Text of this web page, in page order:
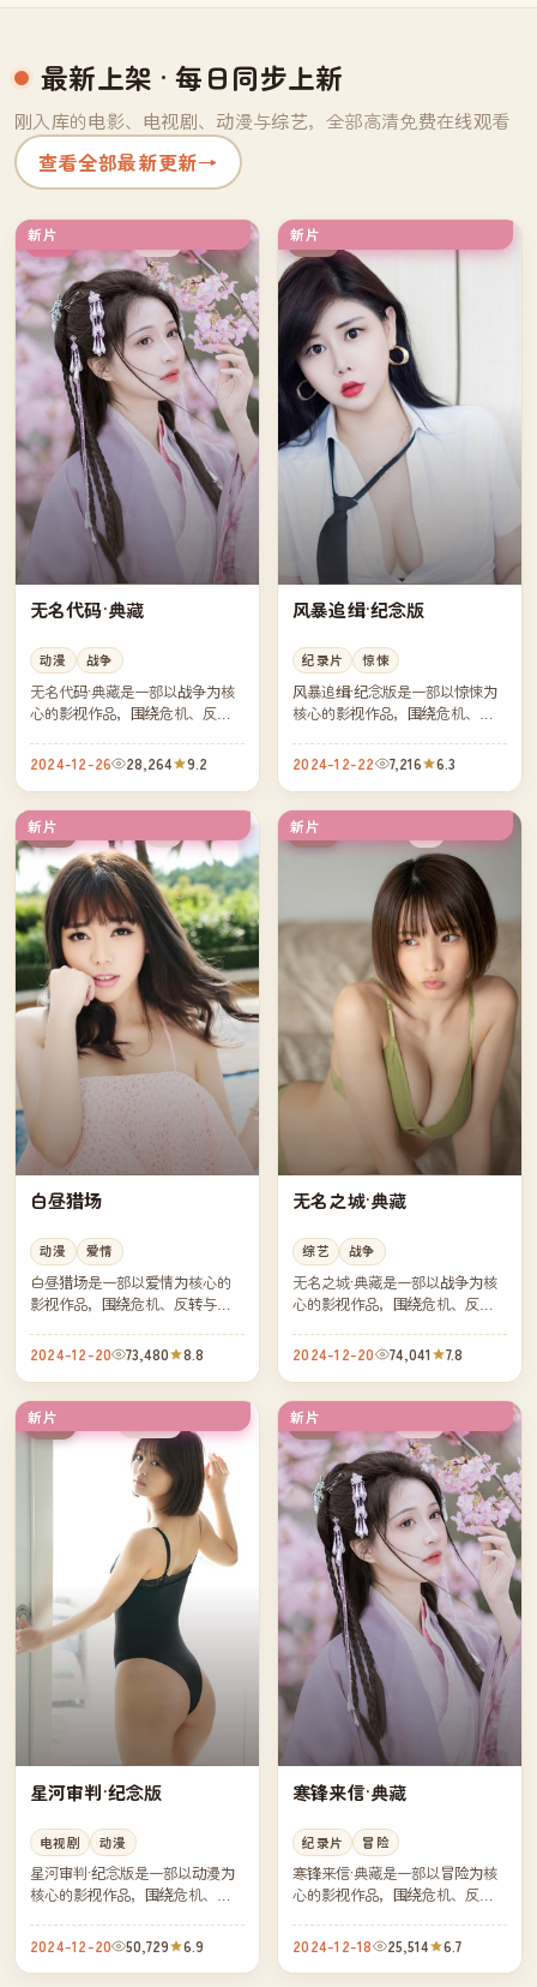
最新上架 · 每日同步上新
刚入库的电影、电视剧、动漫与综艺，全部高清免费在线观看
查看全部最新更新→
新片
韩国
无名代码·典藏
动漫 战争
无名代码·典藏是一部以战争为核
心的影视作品，围绕危机、反转
凑，值得推荐观看。
2024-12-26 28,264 9.2
新片
美国
风暴追缉·纪念版
纪录片 惊悚
风暴追缉·纪念版是一部以惊悚为
核心的影视作品，围绕危机、反
凑，值得推荐观看。
2024-12-22 7,216 6.3
新片
中国
白昼猎场
动漫 爱情
白昼猎场是一部以爱情为核心的
影视作品，围绕危机、反转与人
得推荐观看。
2024-12-20 73,480 8.8
新片
美国
无名之城·典藏
综艺 战争
无名之城·典藏是一部以战争为核
心的影视作品，围绕危机、反转
凑，值得推荐观看。
2024-12-20 74,041 7.8
新片
英国
星河审判·纪念版
电视剧 动漫
星河审判·纪念版是一部以动漫为
核心的影视作品，围绕危机、反
凑，值得推荐观看。
2024-12-20 50,729 6.9
新片
美国
寒锋来信·典藏
纪录片 冒险
寒锋来信·典藏是一部以冒险为核
心的影视作品，围绕危机、反转
凑，值得推荐观看。
2024-12-18 25,514 6.7